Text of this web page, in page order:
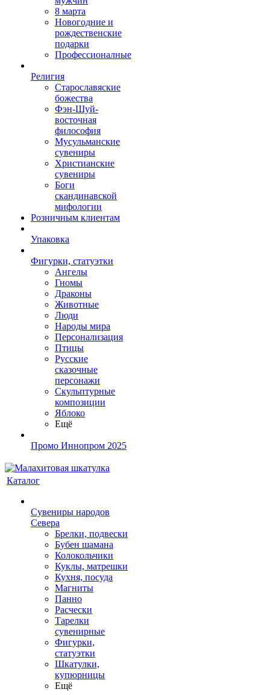
8 марта
Новогодние и
рождественские
подарки
Профессионалные
Религия
Старославяские
божества
Фэн-Шуй-
восточная
философия
Мусульманские
сувениры
Христианские
сувениры
Боги
скандинавской
мифологии
Розничным клиентам
Упаковка
Фигурки, статуэтки
Ангелы
Гномы
Драконы
Животные
Люди
Народы мира
Персонализация
Птицы
Русские
сказочные
персонажи
Скульптурные
композиции
Яблоко
Ещё
Промо Иннопром 2025
Каталог
Сувениры народов
Севера
Брелки, подвески
Бубен шамана
Колокольчики
Куклы, матрешки
Кухня, посуда
Магниты
Панно
Расчески
Тарелки
сувенирные
Фигурки,
статуэтки
Шкатулки,
купюрницы
Ещё